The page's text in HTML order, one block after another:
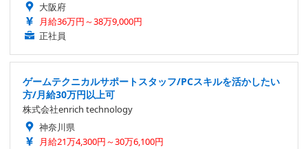
大阪府
月給36万円～38万9,000円
正社員
ゲームテクニカルサポートスタッフ/PCスキルを活かしたい
方/月給30万円以上可
株式会社enrich technology
神奈川県
月給21万4,300円～30万6,100円